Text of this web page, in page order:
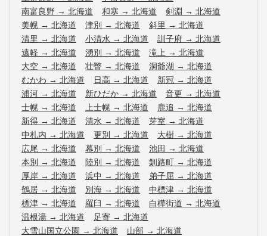
南富良野 → 北海道 和寒 → 北海道 剣淵 → 北海道
美幌 → 北海道 津別 → 北海道 斜里 → 北海道
清里 → 北海道 小清水 → 北海道 訓子府 → 北海道
遠軽 → 北海道 湧別 → 北海道 滝上 → 北海道
大空 → 北海道 壮瞥 → 北海道 洞爺湖 → 北海道
むかわ → 北海道 日高 → 北海道 新冠 → 北海道
浦河 → 北海道 新ひだか → 北海道 音更 → 北海道
士幌 → 北海道 上士幌 → 北海道 鹿追 → 北海道
新得 → 北海道 清水 → 北海道 芽室 → 北海道
中札内 → 北海道 更別 → 北海道 大樹 → 北海道
広尾 → 北海道 幕別 → 北海道 池田 → 北海道
本別 → 北海道 陸別 → 北海道 釧路町 → 北海道
厚岸 → 北海道 浜中 → 北海道 弟子屈 → 北海道
鶴居 → 北海道 別海 → 北海道 中標津 → 北海道
標津 → 北海道 羅臼 → 北海道 白樺街道 → 北海道
温根湯 → 北海道 足寄 → 北海道
大雪山国立公園 → 北海道 山部 → 北海道